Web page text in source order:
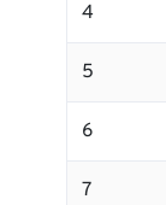
4
5
6
7